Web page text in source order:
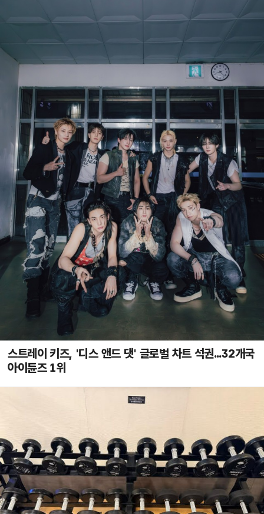
스트레이 키즈, '디스 앤드 댓' 글로벌 차트 석권...32개국
아이튠즈 1위